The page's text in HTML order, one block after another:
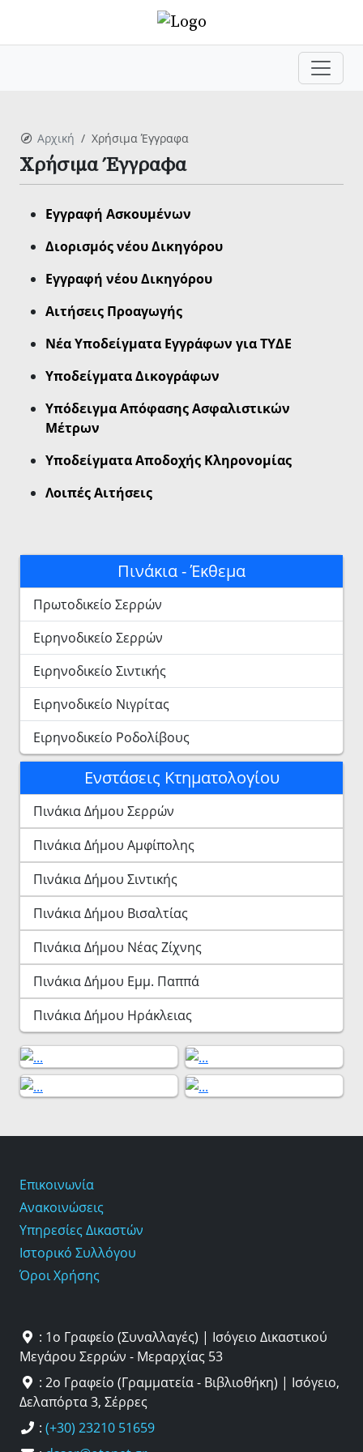
Αρχική Χρήσιμα Έγγραφα
Χρήσιμα Έγγραφα
Εγγραφή Ασκουμένων
Διορισμός νέου Δικηγόρου
Εγγραφή νέου Δικηγόρου
Αιτήσεις Προαγωγής
Νέα Υποδείγματα Εγγράφων για ΤΥΔΕ
Υποδείγματα Δικογράφων
Υπόδειγμα Απόφασης Ασφαλιστικών
Μέτρων
Υποδείγματα Αποδοχής Κληρονομίας
Λοιπές Αιτήσεις
Πινάκια - Έκθεμα
Πρωτοδικείο Σερρών
Ειρηνοδικείο Σερρών
Ειρηνοδικείο Σιντικής
Ειρηνοδικείο Νιγρίτας
Ειρηνοδικείο Ροδολίβους
Ενστάσεις Κτηματολογίου
Πινάκια Δήμου Σερρών
Πινάκια Δήμου Αμφίπολης
Πινάκια Δήμου Σιντικής
Πινάκια Δήμου Βισαλτίας
Πινάκια Δήμου Νέας Ζίχνης
Πινάκια Δήμου Εμμ. Παππά
Πινάκια Δήμου Ηράκλειας
Επικοινωνία
Ανακοινώσεις
Υπηρεσίες Δικαστών
Ιστορικό Συλλόγου
Όροι Χρήσης
: 1ο Γραφείο (Συναλλαγές) | Ισόγειο Δικαστικού
Μεγάρου Σερρών - Μεραρχίας 53
: 2ο Γραφείο (Γραμματεία - Βιβλιοθήκη) | Ισόγειο,
Δελαπόρτα 3, Σέρρες
: (+30) 23210 51659